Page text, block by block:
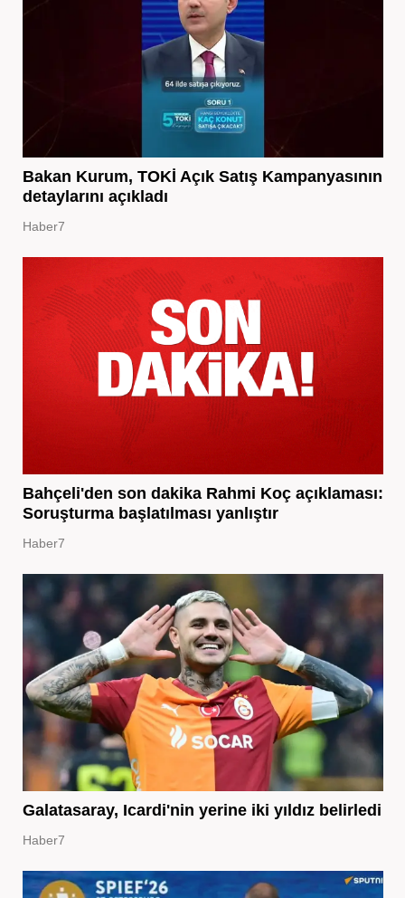
Bakan Kurum, TOKİ Açık Satış Kampanyasının
detaylarını açıkladı
Haber7
Bahçeli'den son dakika Rahmi Koç açıklaması:
Soruşturma başlatılması yanlıştır
Haber7
Galatasaray, Icardi'nin yerine iki yıldız belirledi
Haber7